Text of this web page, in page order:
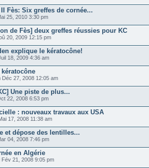
II Fès: Six greffes de cornée...
25, 2010 3:30 pm
de Fès] deux greffes réussies pour KC
20, 2009 12:15 pm
explique le kératocône!
18, 2009 4:36 am
Déc 27, 2008 12:05 am
Une piste de plus...
22, 2008 6:53 pm
: nouveaux travaux aux USA
17, 2008 11:38 am
et dépose des lentilles...
04, 2008 7:46 pm
en Algérie
Fév 21, 2008 9:05 pm